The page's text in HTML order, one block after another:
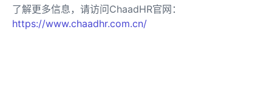
了解更多信息，请访问ChaadHR官网：
https://www.chaadhr.com.cn/